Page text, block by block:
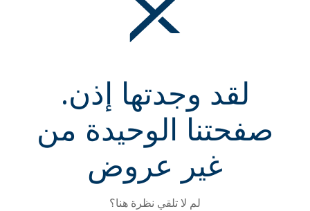
لقد وجدتها إذن.
صفحتنا الوحيدة من
غير عروض
لم لا تلقي نظرة هنا؟